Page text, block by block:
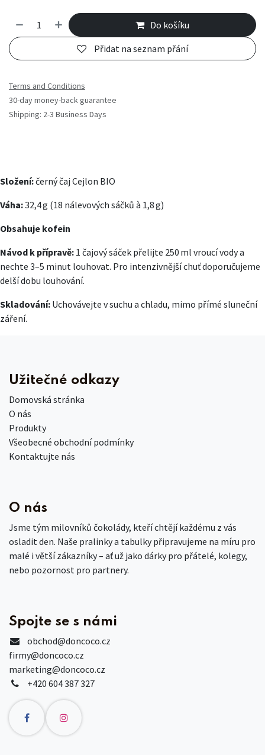
Do košíku
Přidat na seznam přání
Terms and Conditions
30-day money-back guarantee
Shipping: 2-3 Business Days
Složení:černý čaj Cejlon BIO
Váha:32,4 g (18 nálevových sáčků à 1,8 g)
Obsahuje kofein
Návod k přípravě: 1 čajový sáček přelijte 250 ml vroucí vody a
nechte 3–5 minut louhovat. Pro intenzivnější chuť doporučujeme
delší dobu louhování.
Skladování: Uchovávejte v suchu a chladu, mimo přímé sluneční
záření.
Užitečné odkazy
Domovská stránka
O nás
Produkty
Všeobecné obchodní podmínky
Kontaktujte nás
O nás
Jsme tým milovníků čokolády, kteří chtějí každému z vás
osladit den. Naše pralinky a tabulky připravujeme na míru pro
malé i větší zákazníky – ať už jako dárky pro přátelé, kolegy,
nebo pozornost pro partnery.
Spojte se s námi
obchod@doncoco.cz
firmy@doncoco.cz
marketing@doncoco.cz
+420 604 387 327